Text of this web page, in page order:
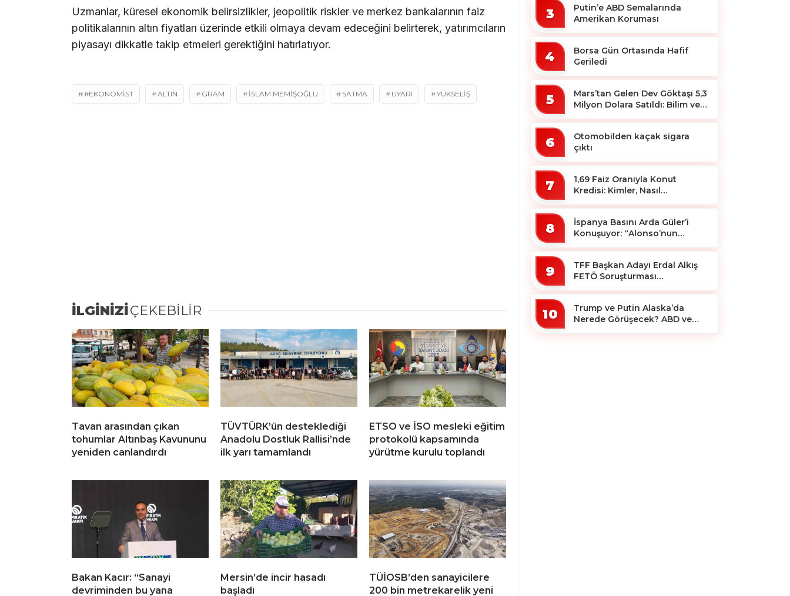
Uzmanlar, küresel ekonomik belirsizlikler, jeopolitik riskler ve merkez bankalarının faiz
politikalarının altın fiyatları üzerinde etkili olmaya devam edeceğini belirterek, yatırımcıların
piyasayı dikkatle takip etmeleri gerektiğini hatırlatıyor.
#EKONOMIST ALTIN GRAM İSLAM MEMİŞOĞLU SATMA UYARI YÜKSELIŞ
İLGİNİZİÇEKEBİLİR
Tavan arasından çıkan
tohumlar Altınbaş Kavununu
yeniden canlandırdı
TÜVTÜRK’ün desteklediği
Anadolu Dostluk Rallisi’nde
ilk yarı tamamlandı
ETSO ve İSO mesleki eğitim
protokolü kapsamında
yürütme kurulu toplandı
Bakan Kacır: “Sanayi
devriminden bu yana
Mersin’de incir hasadı
başladı
TÜİOSB’den sanayicilere
200 bin metrekarelik yeni
3
Putin’e ABD Semalarında
Amerikan Koruması
4
Borsa Gün Ortasında Hafif
Geriledi
5
Mars’tan Gelen Dev Göktaşı 5,3
Milyon Dolara Satıldı: Bilim ve
6
Otomobilden kaçak sigara
çıktı
7
1,69 Faiz Oranıyla Konut
Kredisi: Kimler, Nasıl
8
İspanya Basını Arda Güler’i
Konuşuyor: “Alonso’nun
9
TFF Başkan Adayı Erdal Alkış
FETÖ Soruşturması
10
Trump ve Putin Alaska’da
Nerede Görüşecek? ABD ve